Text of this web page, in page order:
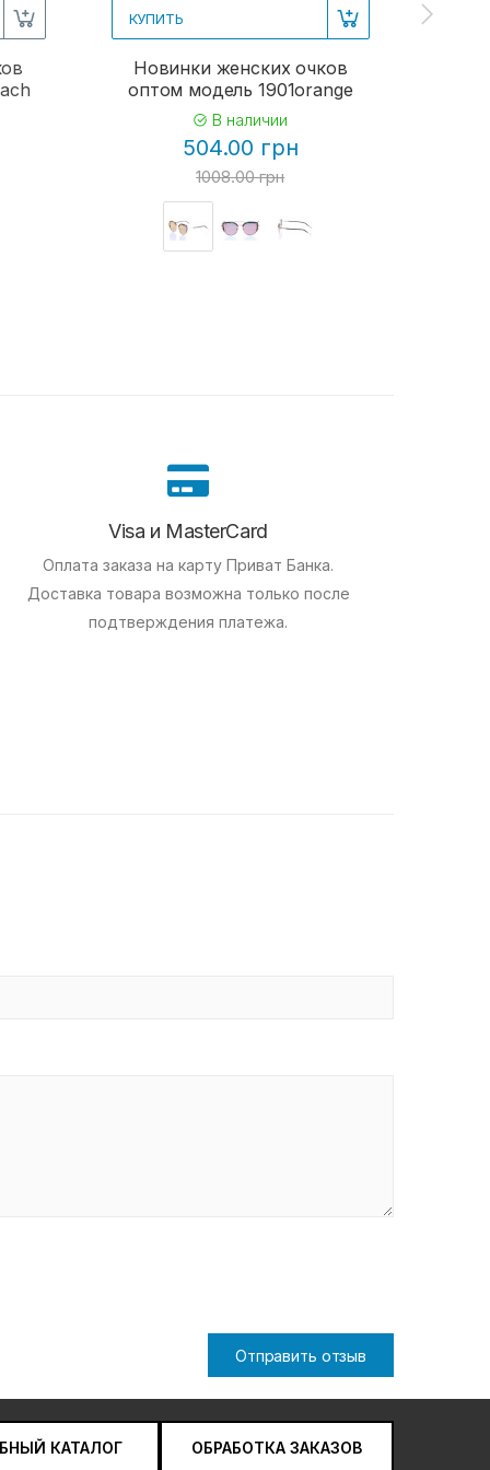
КУПИТЬ
Новинки женских очков
оптом модель 1901orange
В наличии
504.00 грн
1008.00 грн
Visa и MasterCard
Оплата заказа на карту Приват Банка.
Доставка товара возможна только после
подтверждения платежа.
Отправить отзыв
КАТАЛОГ ОБРАБОТКА ЗАКАЗОВ